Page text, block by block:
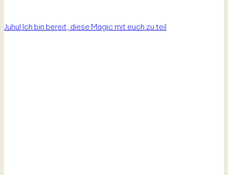
Juhu! Ich bin bereit, diese Magic mit euch zu teil